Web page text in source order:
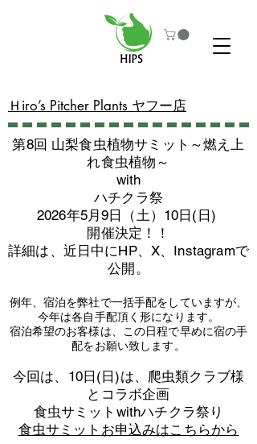
​Ｈiro’s Pitcher Plants ヤフー店
第8回 山梨食虫植物サミット～燃え上
れ食虫植物～
with
​ハチクラ祭
2026年5月9日（土）10日(日)
​開催決定！！
詳細は、近日中にHP、X、Instagramで
公開。
例年、宿泊を弊社で一括手配をしていますが、
今年は各自手配頂く形になります。
​宿泊希望のお客様は、この日程で早めに宿の手
配をお願い致します。
​今回は、10日(日)は、爬虫類クラブ様
とコラボ企画
​食虫サミットwithハチクラ祭り
食虫サミットお申込みはこちらから